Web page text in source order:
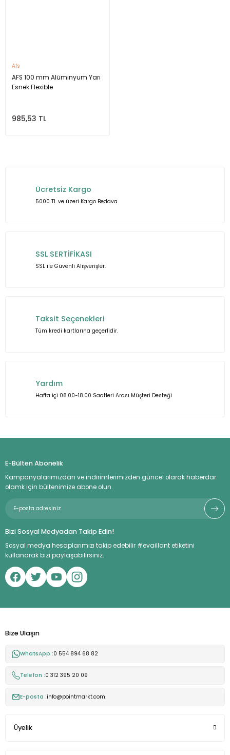
Afs
AFS 100 mm Alüminyum Yarı
Esnek Flexible
985,53 TL
Ücretsiz Kargo
5000 TL ve üzeri Kargo Bedava
SSL SERTİFİKASI
SSL ile Güvenli Alışverişler.
Taksit Seçenekleri
Tüm kredi kartlarına geçerlidir.
Yardım
Hafta içi 08.00-18.00 Saatleri Arası Müşteri Desteği
E-Bülten Abonelik
Kampanyalarımızdan ve indirimlerimizden güncel olarak haberdar
olamk için bültenimize abone olun.
Bizi Sosyal Medyadan Takip Edin!
Sosyal medya hesaplarımızı takip edebilir #evaillant etiketini
kullanarak bizi paylaşabilirsiniz.
Üyelik
Bize Ulaşın
WhatsApp :0 554 894 68 82
Telefon :0 312 395 20 09
E-posta :info@pointmarkt.com